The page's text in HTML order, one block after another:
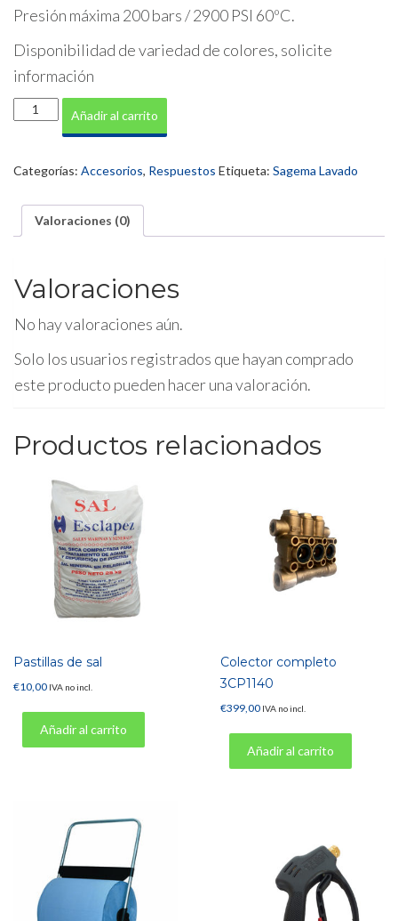
Presión máxima 200 bars / 2900 PSI 60ºC.
Disponibilidad de variedad de colores, solicite
información
Manguera
Box
cantidad
Añadir al carrito
Categorías: Accesorios, Respuestos Etiqueta: Sagema Lavado
Valoraciones (0)
Valoraciones
No hay valoraciones aún.
Solo los usuarios registrados que hayan comprado
este producto pueden hacer una valoración.
Productos relacionados
Pastillas de sal
€10,00 IVA no incl.
Añadir al carrito
Colector completo
3CP1140
€399,00 IVA no incl.
Añadir al carrito